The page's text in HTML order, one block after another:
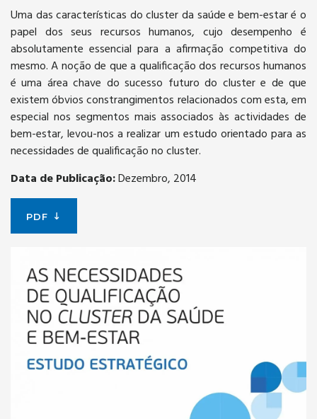
Uma das características do cluster da saúde e bem-estar é o
papel dos seus recursos humanos, cujo desempenho é
absolutamente essencial para a afirmação competitiva do
mesmo. A noção de que a qualificação dos recursos humanos
é uma área chave do sucesso futuro do cluster e de que
existem óbvios constrangimentos relacionados com esta, em
especial nos segmentos mais associados às actividades de
bem-estar, levou-nos a realizar um estudo orientado para as
necessidades de qualificação no cluster.
Data de Publicação:Dezembro, 2014
PDF